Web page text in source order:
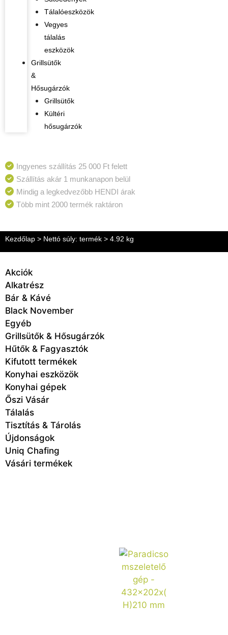
Tálalóeszközök
Vegyes
tálalás
eszközök
Grillsütők
&
Hősugárzók
Grillsütők
Kültéri
hősugárzók
Ingyenes szállítás 25 000 Ft felett
Szállítás akár 1 munkanapon belül
Mindig a legkedvezőbb HENDI árak
Több mint 2000 termék raktáron
Kezdőlap > Nettó súly: termék > 4.92 kg
Akciók
Alkatrész
Bár & Kávé
Black November
Egyéb
Grillsütők & Hősugárzók
Hűtők & Fagyasztók
Kifutott termékek
Konyhai eszközök
Konyhai gépek
Őszi Vásár
Tálalás
Tisztítás & Tárolás
Újdonságok
Uniq Chafing
Vásári termékek